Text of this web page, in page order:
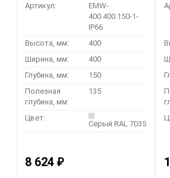
Артикул:
EMW-
400.400.150-1-
IP66
Высота, мм:
400
Ширина, мм:
400
Глубина, мм:
150
Полезная
глубина, мм:
135
Цвет:
Серый RAL 7035
8 624 ₽